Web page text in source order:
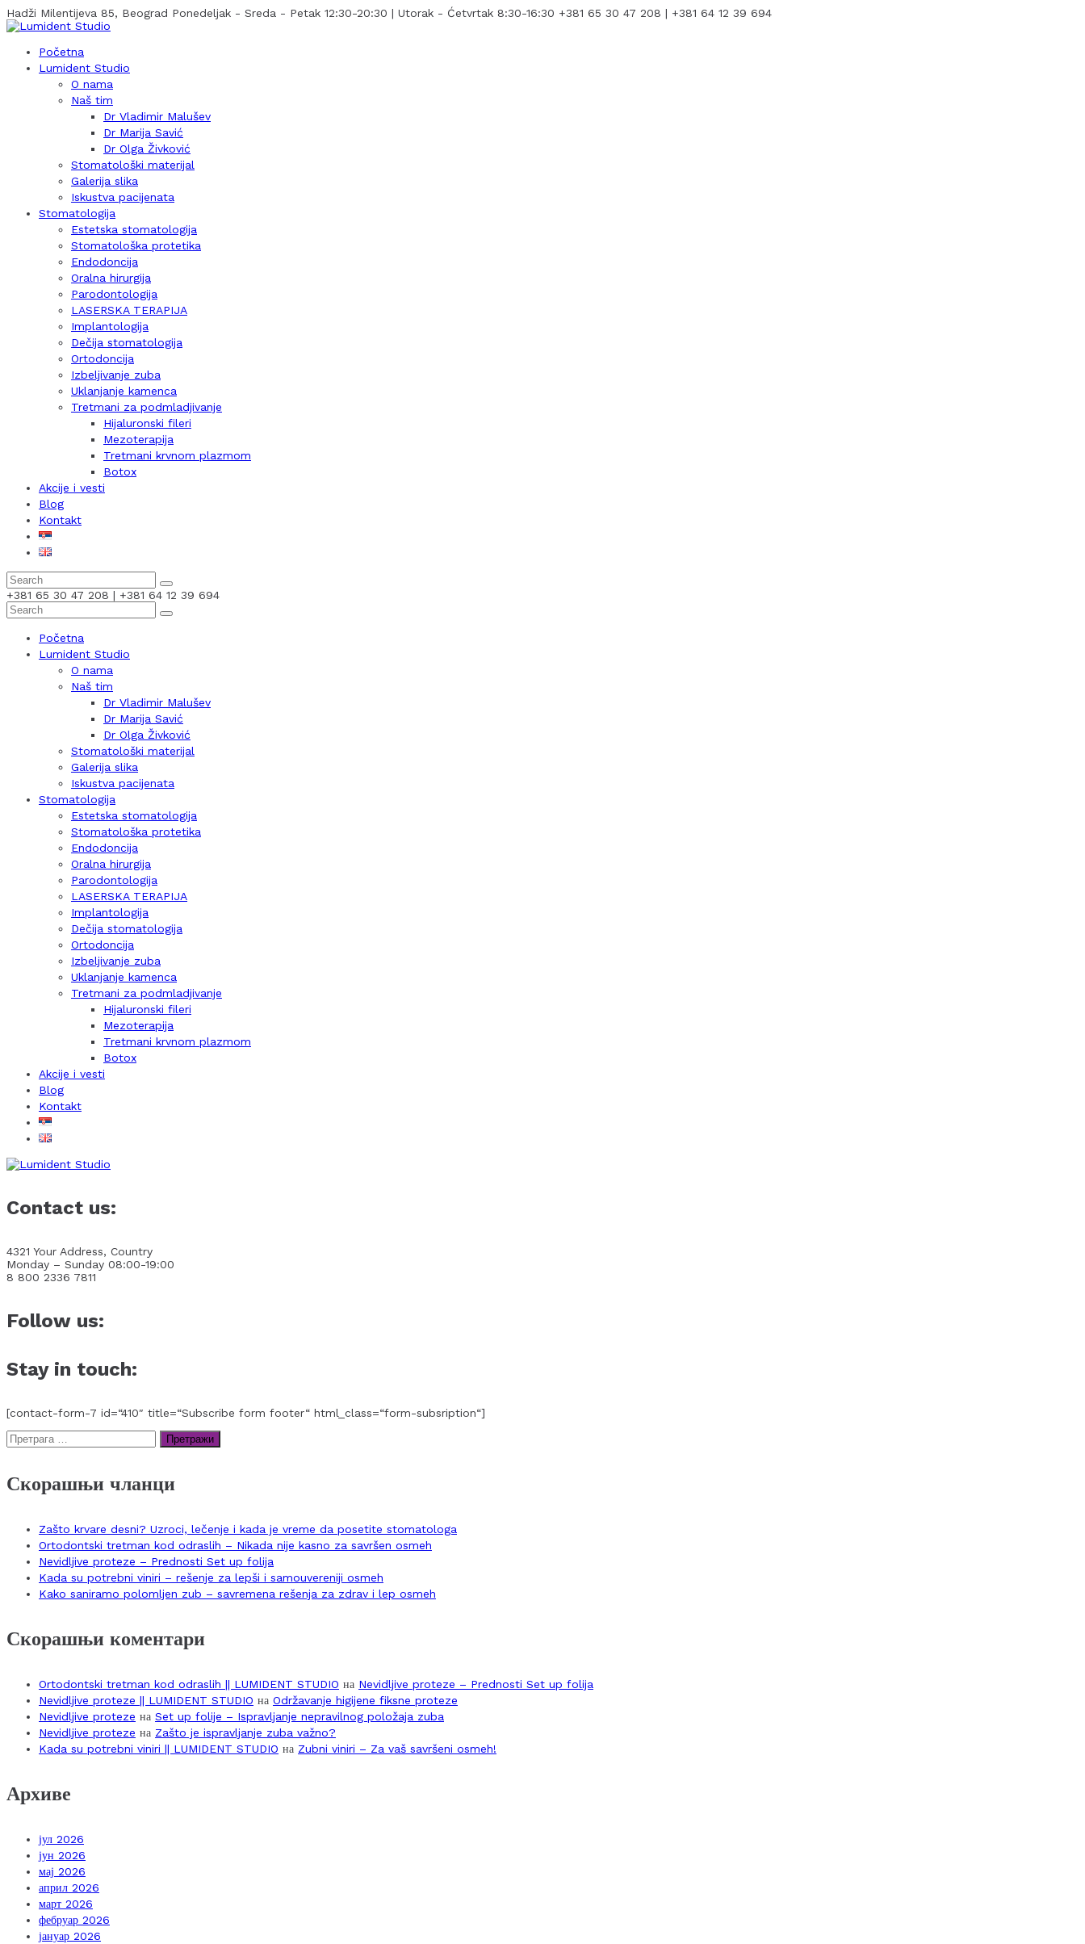
Hadži Milentijeva 85, Beograd Ponedeljak - Sreda - Petak 12:30-20:30 | Utorak - Ćetvrtak 8:30-16:30 +381 65 30 47 208 | +381 64 12 39 694
Početna
Lumident Studio
O nama
Naš tim
Dr Vladimir Malušev
Dr Marija Savić
Dr Olga Živković
Stomatološki materijal
Galerija slika
Iskustva pacijenata
Stomatologija
Estetska stomatologija
Stomatološka protetika
Endodoncija
Oralna hirurgija
Parodontologija
LASERSKA TERAPIJA
Implantologija
Dečija stomatologija
Ortodoncija
Izbeljivanje zuba
Uklanjanje kamenca
Tretmani za podmladjivanje
Hijaluronski fileri
Mezoterapija
Tretmani krvnom plazmom
Botox
Akcije i vesti
Blog
Kontakt
+381 65 30 47 208 | +381 64 12 39 694
Početna
Lumident Studio
O nama
Naš tim
Dr Vladimir Malušev
Dr Marija Savić
Dr Olga Živković
Stomatološki materijal
Galerija slika
Iskustva pacijenata
Stomatologija
Estetska stomatologija
Stomatološka protetika
Endodoncija
Oralna hirurgija
Parodontologija
LASERSKA TERAPIJA
Implantologija
Dečija stomatologija
Ortodoncija
Izbeljivanje zuba
Uklanjanje kamenca
Tretmani za podmladjivanje
Hijaluronski fileri
Mezoterapija
Tretmani krvnom plazmom
Botox
Akcije i vesti
Blog
Kontakt
Contact us:
4321 Your Address, Country
Monday – Sunday 08:00-19:00
8 800 2336 7811
Follow us:
Stay in touch:
[contact-form-7 id=“410″ title=“Subscribe form footer“ html_class=“form-subsription“]
Претрага
за:
Скорашњи чланци
Zašto krvare desni? Uzroci, lečenje i kada je vreme da posetite stomatologa
Ortodontski tretman kod odraslih – Nikada nije kasno za savršen osmeh
Nevidljive proteze – Prednosti Set up folija
Kada su potrebni viniri – rešenje za lepši i samouvereniji osmeh
Kako saniramo polomljen zub – savremena rešenja za zdrav i lep osmeh
Скорашњи коментари
Ortodontski tretman kod odraslih || LUMIDENT STUDIO на Nevidljive proteze – Prednosti Set up folija
Nevidljive proteze || LUMIDENT STUDIO на Održavanje higijene fiksne proteze
Nevidljive proteze на Set up folije – Ispravljanje nepravilnog položaja zuba
Nevidljive proteze на Zašto je ispravljanje zuba važno?
Kada su potrebni viniri || LUMIDENT STUDIO на Zubni viniri – Za vaš savršeni osmeh!
Архиве
јул 2026
јун 2026
мај 2026
април 2026
март 2026
фебруар 2026
јануар 2026